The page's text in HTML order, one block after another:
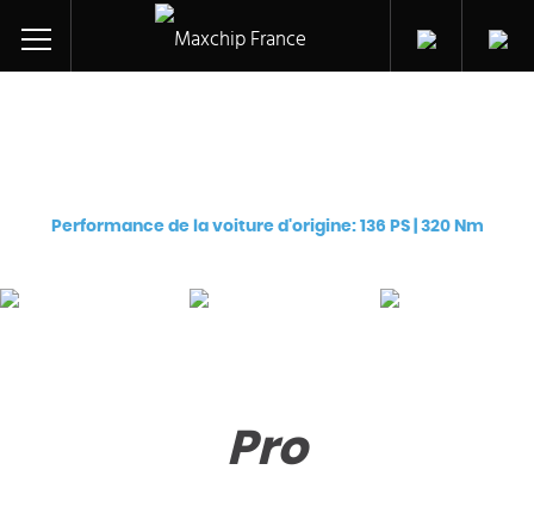
Performance de la voiture d'origine: 136 PS | 320 Nm
Pro